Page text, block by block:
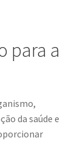
para a
da saúde e